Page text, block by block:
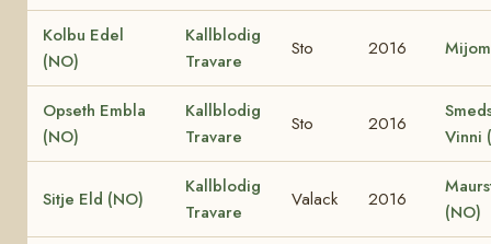
Kolbu Edel
(NO)
Kallblodig
Travare
Sto 2016
Opseth Embla
(NO)
Kallblodig
Travare
Sto 2016
Vinni
Sitje Eld (NO)
Kallblodig
Travare
Valack 2016
(NO)